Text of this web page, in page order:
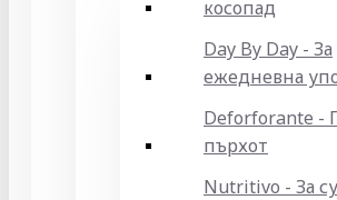
косопад
Day By Day - За
ежедневна
Deforforante -
пърхот
Nutritivo - За